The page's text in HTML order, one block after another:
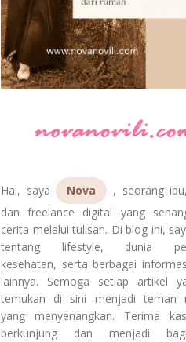
Hai, saya Nova
, seorang
dan freelance digital yang
cerita melalui tulisan. Di blog ini,
tentang lifestyle, dunia
kesehatan, serta berbagai
lainnya. Semoga setiap artikel
temukan di sini menjadi teman
yang menyenangkan. Terima
berkunjung dan menjadi